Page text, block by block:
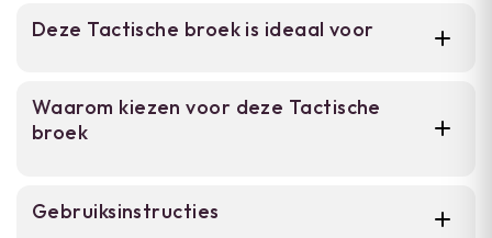
Deze Tactische broek is ideaal voor
tactisch geïnteresseerden en outdoor
enthousiasten die een broek nodig hebben
functionaliteit zonder inlevering van
Waarom kiezen voor deze Tactische
broek
Slim fit ontwerp met elastische band
Gebruiksinstructies